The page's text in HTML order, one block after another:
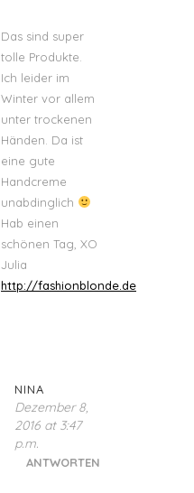
Das sind super
tolle Produkte.
Ich leider im
Winter vor allem
unter trockenen
Händen. Da ist
eine gute
Handcreme
unabdinglich
Hab einen
schönen Tag, XO
Julia
http://fashionblonde.de
NINA
Dezember 8,
2016 at 3:47
p.m.
ANTWORTEN